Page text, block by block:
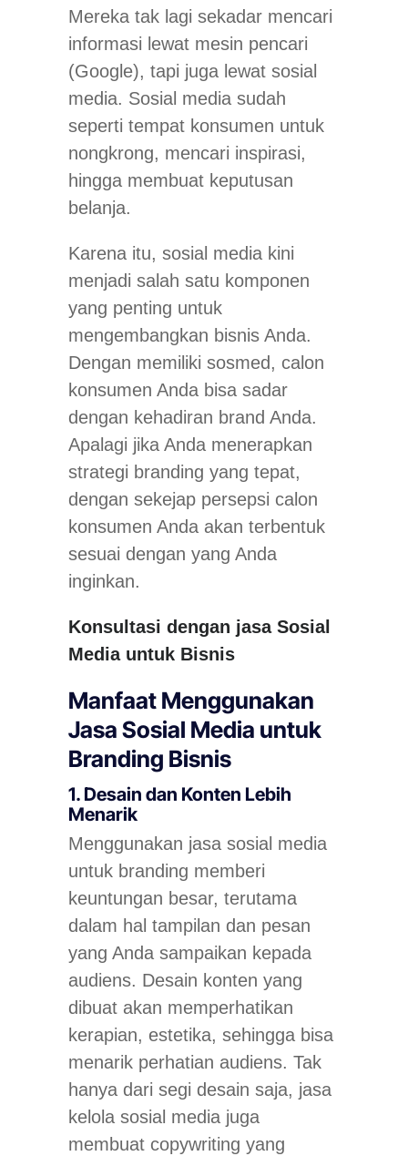
Mereka tak lagi sekadar mencari
informasi lewat mesin pencari
(Google), tapi juga lewat sosial
media. Sosial media sudah
seperti tempat konsumen untuk
nongkrong, mencari inspirasi,
hingga membuat keputusan
belanja.
Karena itu, sosial media kini
menjadi salah satu komponen
yang penting untuk
mengembangkan bisnis Anda.
Dengan memiliki sosmed, calon
konsumen Anda bisa sadar
dengan kehadiran brand Anda.
Apalagi jika Anda menerapkan
strategi branding yang tepat,
dengan sekejap persepsi calon
konsumen Anda akan terbentuk
sesuai dengan yang Anda
inginkan.
Konsultasi dengan jasa Sosial
Media untuk Bisnis
Manfaat Menggunakan
Jasa Sosial Media untuk
Branding Bisnis
1. Desain dan Konten Lebih
Menarik
Menggunakan jasa sosial media
untuk branding memberi
keuntungan besar, terutama
dalam hal tampilan dan pesan
yang Anda sampaikan kepada
audiens. Desain konten yang
dibuat akan memperhatikan
kerapian, estetika, sehingga bisa
menarik perhatian audiens. Tak
hanya dari segi desain saja, jasa
kelola sosial media juga
membuat copywriting yang